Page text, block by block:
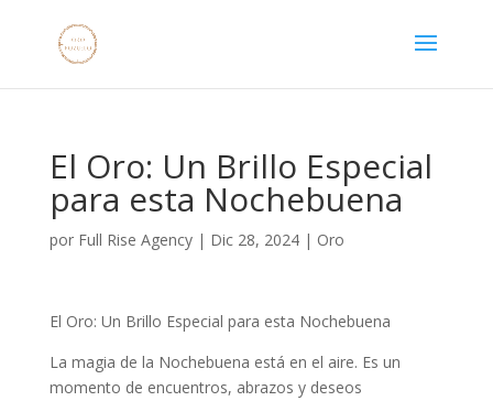
El Oro: Un Brillo Especial
para esta Nochebuena
por Full Rise Agency| Dic 28, 2024| Oro
El Oro: Un Brillo Especial para esta Nochebuena
La magia de la Nochebuena está en el aire. Es un
momento de encuentros, abrazos y deseos